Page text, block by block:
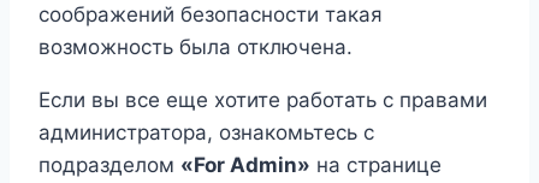
соображений безопасности такая
возможность была отключена.
Если вы все еще хотите работать с правами
администратора, ознакомьтесь с
подразделом «For Admin» на странице